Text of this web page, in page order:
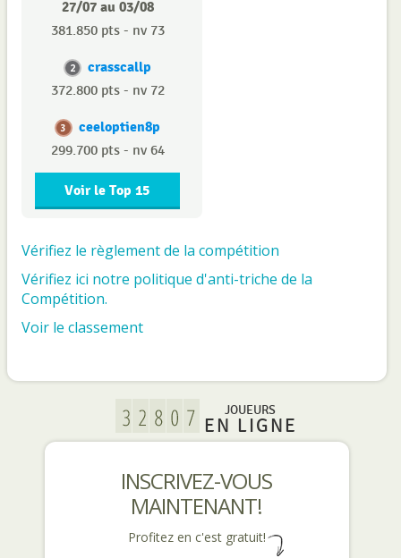
27/07 au 03/08
381.850 pts - nv 73
2 crasscallp
372.800 pts - nv 72
3 ceeloptien8p
299.700 pts - nv 64
Voir le Top 15
Vérifiez le règlement de la compétition
Vérifiez ici notre politique d'anti-triche de la
Compétition.
Voir le classement
JOUEURS
EN LIGNE
INSCRIVEZ-VOUS
MAINTENANT!
Profitez en c'est gratuit!